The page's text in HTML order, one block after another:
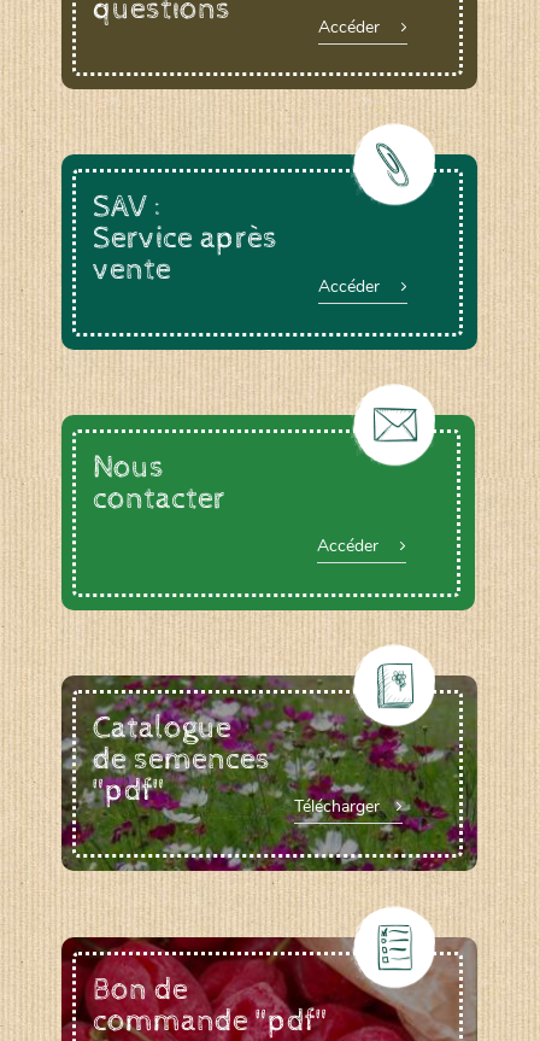
questions Accéder
SAV :
Service après
vente
Accéder
Nous
contacter
Accéder
Catalogue
de semences
"pdf"
Télécharger
Bon de
commande "pdf"